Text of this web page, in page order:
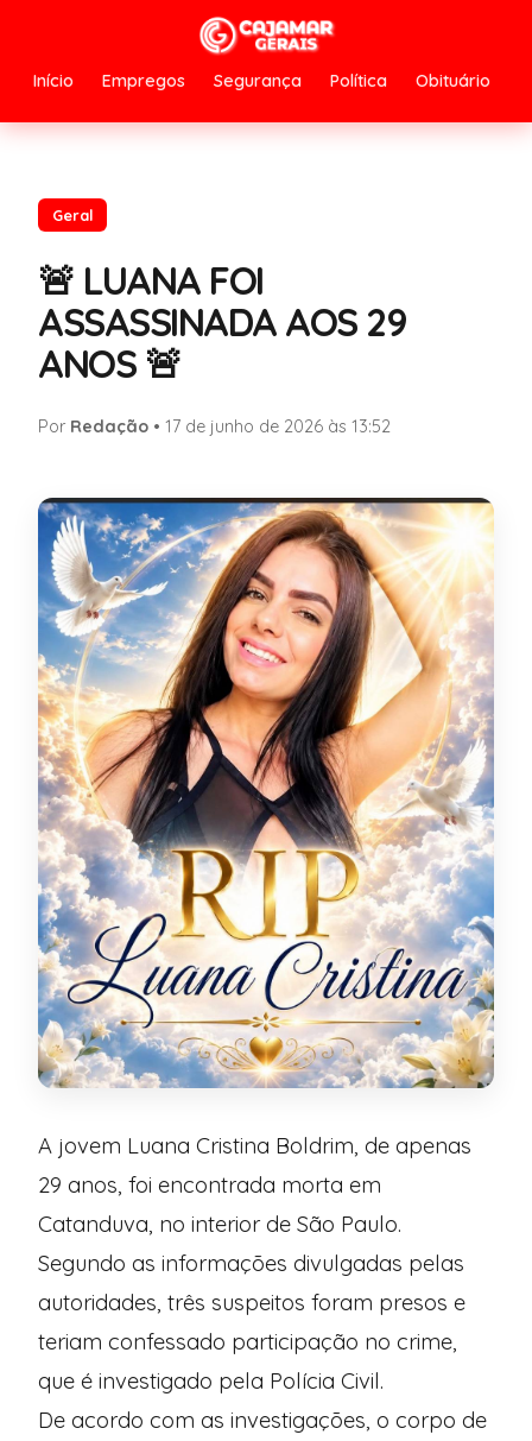
Início Empregos Segurança Política Obituário
Geral
🚨 LUANA FOI
ASSASSINADA AOS 29
ANOS 🚨
Por Redação • 17 de junho de 2026 às 13:52
A jovem Luana Cristina Boldrim, de apenas
29 anos, foi encontrada morta em
Catanduva, no interior de São Paulo.
Segundo as informações divulgadas pelas
autoridades, três suspeitos foram presos e
teriam confessado participação no crime,
que é investigado pela Polícia Civil.
De acordo com as investigações, o corpo de